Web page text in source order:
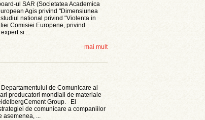
ul SAR (Societatea Academica
Agis privind "Dimensiunea
national privind "Violenta in
Comisiei Europene, privind
si ...
mai mult
de Comunicare al
producatori mondiali de materiale
Group. El
de comunicare a companiilor
asemenea, ...